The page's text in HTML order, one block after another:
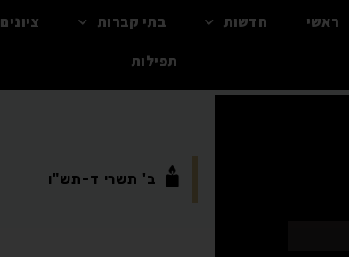
ראשי חדשות בתי קברות ציונים
תפילות
ב' תשרי ד-תש"ו